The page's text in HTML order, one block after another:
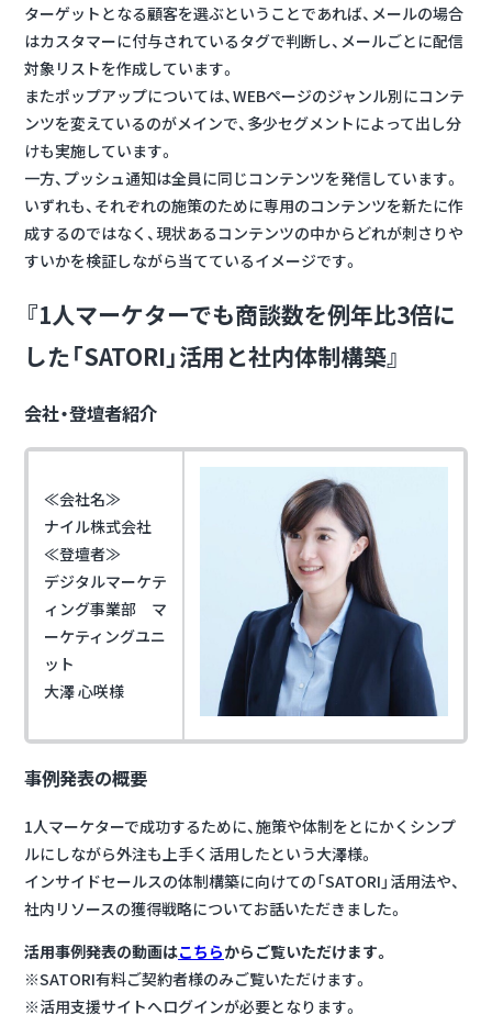
ターゲットとなる顧客を選ぶということであれば、メールの場合
はカスタマーに付与されているタグで判断し、メールごとに配信
対象リストを作成しています。
またポップアップについては、WEBページのジャンル別にコンテ
ンツを変えているのがメインで、多少セグメントによって出し分
けも実施しています。
一方、プッシュ通知は全員に同じコンテンツを発信しています。
いずれも、それぞれの施策のために専用のコンテンツを新たに作
成するのではなく、現状あるコンテンツの中からどれが刺さりや
すいかを検証しながら当てているイメージです。
『1人マーケターでも商談数を例年比3倍に
した「SATORI」活用と社内体制構築』
会社・登壇者紹介
≪会社名≫
ナイル株式会社
≪登壇者≫
デジタルマーケテ
ィング事業部 マ
ーケティングユニ
ット
大澤 心咲様
事例発表の概要
1人マーケターで成功するために、施策や体制をとにかくシンプ
ルにしながら外注も上手く活用したという大澤様。
インサイドセールスの体制構築に向けての「SATORI」活用法や、
社内リソースの獲得戦略についてお話いただきました。
活用事例発表の動画はこちらからご覧いただけます。
※SATORI有料ご契約者様のみご覧いただけます。
※活用支援サイトへログインが必要となります。